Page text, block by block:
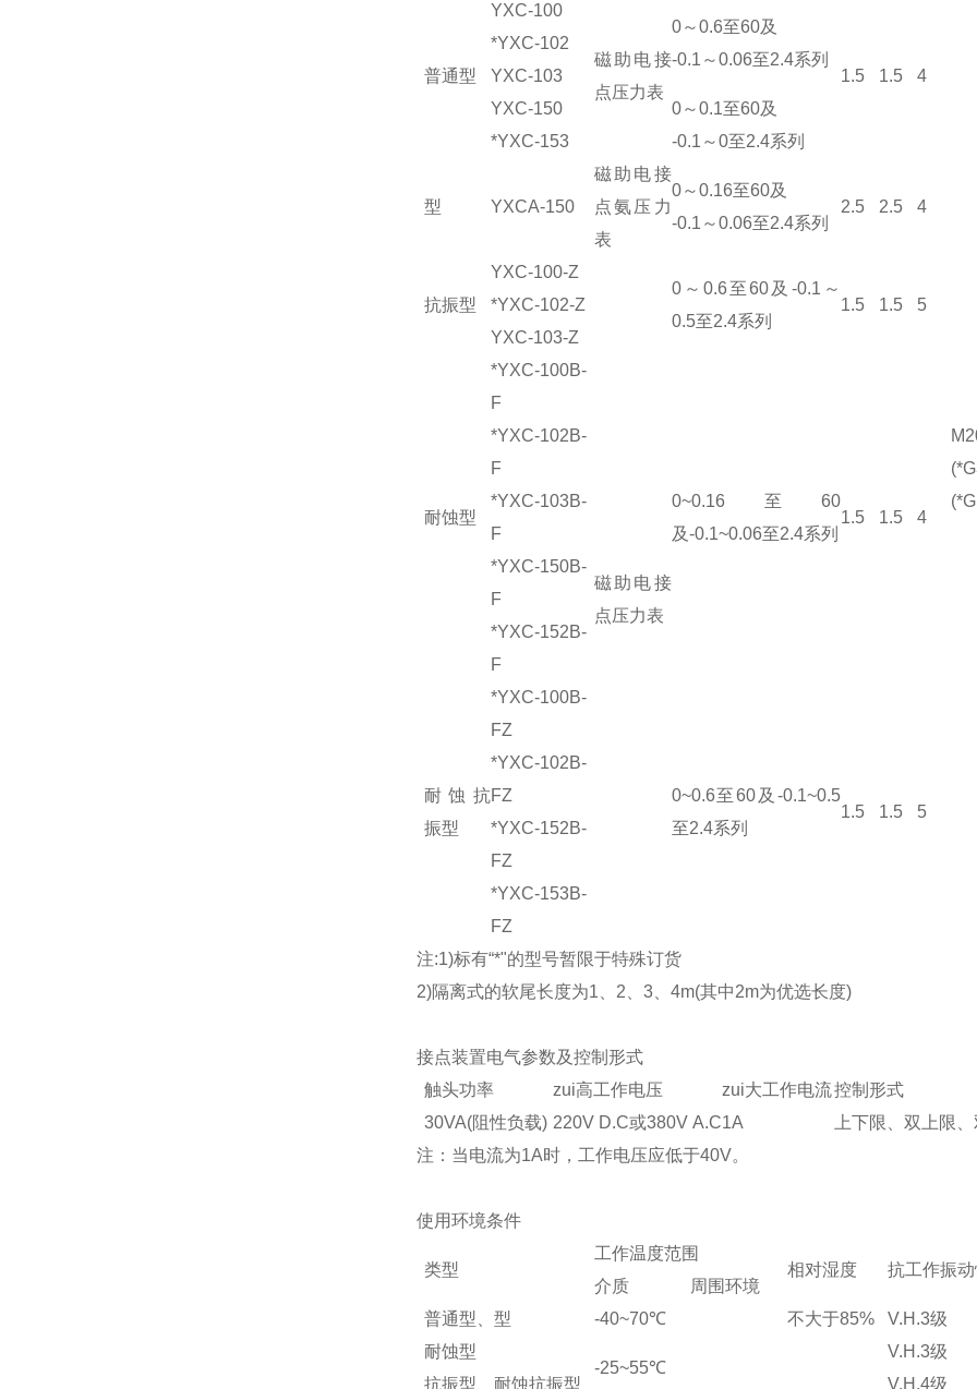
普通型
YXC-100
*YXC-102
YXC-103
磁助电接
点压力表
0～0.6至60及
-0.1～0.06至2.4系列
1.5
1.5 4
YXC-150
*YXC-153
0～0.1至60及
-0.1～0至2.4系列
型 YXCA-150
磁助电接
点氨压力
表
0～0.16至60及
-0.1～0.06至2.4系列
2.5 2.5 4
抗振型
YXC-100-Z
*YXC-102-Z
YXC-103-Z
磁助电接
点压力表
0～0.6至60及-0.1～
0.5至2.4系列
1.5 1.5 5
耐蚀型
*YXC-100B-
F
*YXC-102B-
F
*YXC-103B-
F
*YXC-150B-
F
*YXC-152B-
F
0~0.16至60
及-0.1~0.06至2.4系列
1.5 1.5 4
耐蚀抗
振型
*YXC-100B-
FZ
*YXC-102B-
FZ
*YXC-152B-
FZ
*YXC-153B-
FZ
0~0.6至60及-0.1~0.5
至2.4系列
1.5 1.5 5
注:1)标有“*"的型号暂限于特殊订货
2)隔离式的软尾长度为1、2、3、4m(其中2m为优选长度)
接点装置电气参数及控制形式
触头功率
zui高工作电压 zui大工作电流控制形式
30VA(阻性负载) 220V D.C或380V A.C1A
上下限、双上限
注：当电流为1A时，工作电压应低于40V。
使用环境条件
类型
工作温度范围
相对湿度
抗工作振
介质
周围环境
普通型、型
-40~70℃ 不大于85%
V.H.3级
耐蚀型
-25~55℃
V.H.3级
抗振型、耐蚀抗振型
V.H.4级